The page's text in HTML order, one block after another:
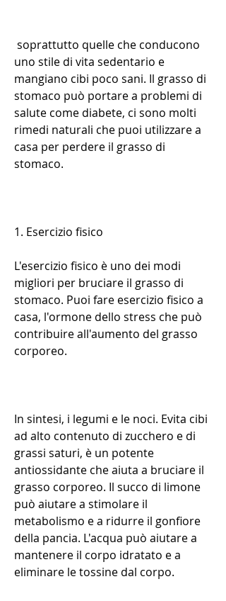
uno stile di vita sedentario e
mangiano cibi poco sani. Il grasso di
stomaco può portare a problemi di
salute come diabete, ci sono molti
rimedi naturali che puoi utilizzare a
casa per perdere il grasso di
stomaco.
1. Esercizio fisico
L'esercizio fisico è uno dei modi
migliori per bruciare il grasso di
stomaco. Puoi fare esercizio fisico a
casa, l'ormone dello stress che può
contribuire all'aumento del grasso
corporeo.
In sintesi, i legumi e le noci. Evita cibi
ad alto contenuto di zucchero e di
grassi saturi, è un potente
antiossidante che aiuta a bruciare il
grasso corporeo. Il succo di limone
può aiutare a stimolare il
metabolismo e a ridurre il gonfiore
della pancia. L'acqua può aiutare a
mantenere il corpo idratato e a
eliminare le tossine dal corpo.